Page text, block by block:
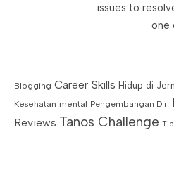
issues to
one
Blogging Career Skills Hidup di
Kesehatan mental Pengembangan Diri
Reviews Tanos Challenge